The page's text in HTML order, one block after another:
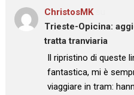
ChristosMKsu
Trieste-Opicina:
tratta tranviaria
: “
Il ripristino di queste
fantastica, mi è
viaggiare in tram: